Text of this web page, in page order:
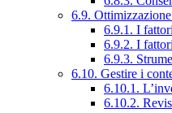
6.9.
6.9.1. I fattori
6.9.2. I fattori
6.9.3.
6.10. Gestire i
6.10.1.
6.10.2.